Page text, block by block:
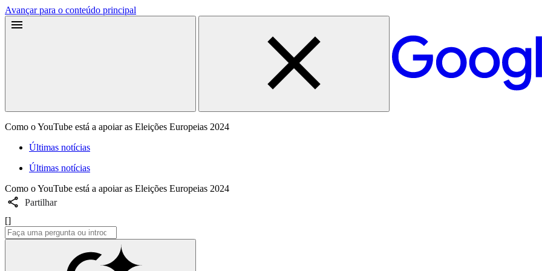
Avançar para o conteúdo principal
Como o YouTube está a apoiar as Eleições Europeias 2024
Últimas notícias
Últimas notícias
Como o YouTube está a apoiar as Eleições Europeias 2024
Partilhar
[]